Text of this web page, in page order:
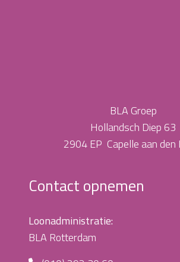
BLA Groep
Hollandsch Diep 63
2904 EP Capelle aan den
Contact opnemen
Loonadministratie:
BLA Rotterdam